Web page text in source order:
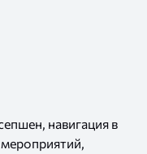
навигация в